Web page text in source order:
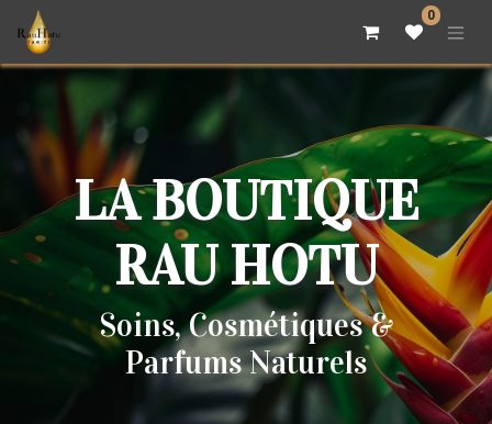
0
LA BOUTIQUE
RAU HOTU
Soins, Cosmétiques &
Parfums Naturels